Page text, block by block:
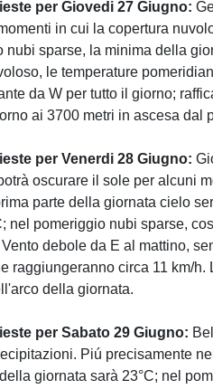
per Giovedi 27 Giugno:
in cui la copertura
nubi sparse, la minima della
le temperature
da W per tutto il giorno;
ai 3700 metri in ascesa dal
per Venerdi 28 Giugno:
oscurare il sole per alcuni
parte della giornata cielo
nel pomeriggio nubi sparse,
debole da E al mattino,
raggiungeranno circa 11 km/
della giornata.
per Sabato 29 Giugno:
Piú precisamente
giornata sarà 23°C; nel